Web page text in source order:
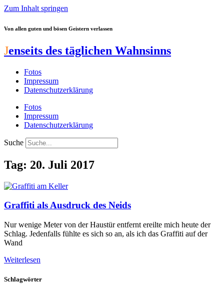
Zum Inhalt springen
Von allen guten und bösen Geistern verlassen
Jenseits des täglichen Wahnsinns
Fotos
Impressum
Datenschutzerklärung
Fotos
Impressum
Datenschutzerklärung
Suche
Tag: 20. Juli 2017
Graffiti als Ausdruck des Neids
Nur wenige Meter von der Haustür entfernt ereilte mich heute der
Schlag. Jedenfalls fühlte es sich so an, als ich das Graffiti auf der
Wand
Weiterlesen
Schlagwörter